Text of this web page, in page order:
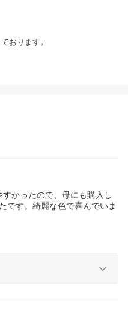
おります。
かったので、母にも購入し
です。綺麗な色で喜んでいま